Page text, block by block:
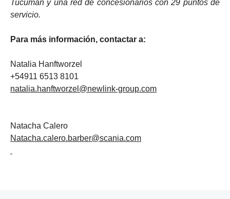
Tucumán y una red de concesionarios con 29 puntos de
servicio.
Para más información, contactar a:
Natalia Hanftworzel
+54911 6513 8101
natalia.hanftworzel@newlink-group.com
Natacha Calero
Natacha.calero.barber@scania.com